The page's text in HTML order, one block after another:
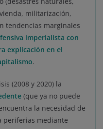
militarización,
tendencias marginales
imperialista con
explicación en el
.
(2008 y 2020) la
(que ya no puede
la necesidad de
periferias mediante